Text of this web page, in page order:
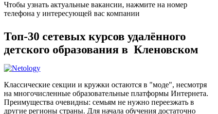
Чтобы узнать актуальные вакансии, нажмите на номер
телефона у интересующей вас компании
Топ-30 сетевых курсов удалённого
детского образования в Кленовском
Классические секции и кружки остаются в "моде", несмотря
на многочисленные образовательные платформы Интернета.
Преимущества очевидны: семьям не нужно переезжать в
другие регионы страны. Для начала обучения достаточно